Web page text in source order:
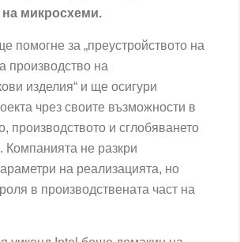
на микросхеми.
помогне за „преустройството на
производство на
изделия“ и ще осигури
чрез своите възможности в
производството и сглобяването
Компанията не разкри
на реализацията, но
в производствената част на